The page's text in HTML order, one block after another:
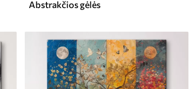
Abstrakčios gėlės